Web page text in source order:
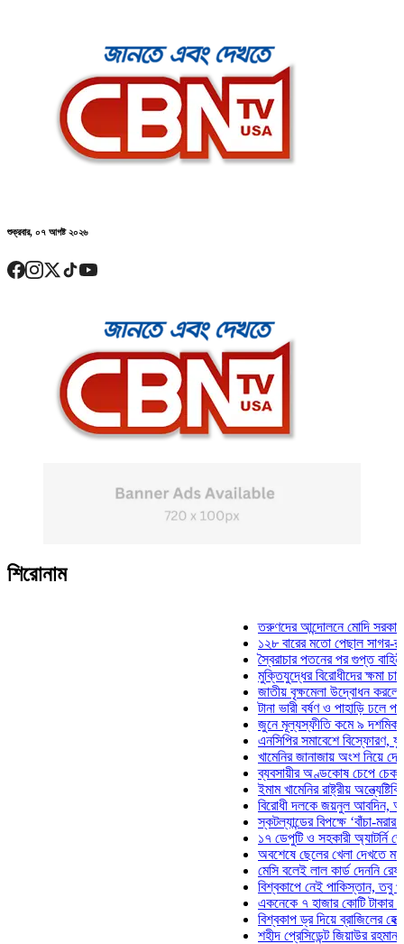
শুক্রবার, ০৭ আগষ্ট ২০২৬
শিরোনাম
তরুণদের আন্দোলনে মোদি সরকার দুর্বল
১২৮ বারের মতো পেছাল সাগর-রুনি
স্বৈরাচার পতনের পর গুপ্ত বাহিনীর
মুক্তিযুদ্ধের বিরোধীদের ক্ষমা চাইতে
জাতীয় বৃক্ষমেলা উদ্বোধন করলেন
টানা ভারী বর্ষণ ও পাহাড়ি ঢলে পানিবন্দি
জুনে মূল্যস্ফীতি কমে ৯ দশমিক ১৬
এনসিপির সমাবেশে বিস্ফোরণ,
খামেনির জানাজায় অংশ নিয়ে দেশে
ব্যবসায়ীর অণ্ডকোষ চেপে চেক-
ইমাম খামেনির রাষ্ট্রীয়
বিরোধী দলকে জয়নুল আবদিন,
স্কটল্যান্ডের বিপক্ষে ‘বাঁচা-মরার
১৭ ডেপুটি ও সহকারী অ্যাটর্নি
অবশেষে ছেলের খেলা দেখতে মাঠে
মেসি বলেই লাল কার্ড দেননি রেফারি!
বিশ্বকাপে নেই পাকিস্তান, তবু
একনেকে ৭ হাজার কোটি টাকার ৫
বিশ্বকাপ ড্র দিয়ে ব্রাজিলের হেক্সা
শহীদ প্রেসিডেন্ট জিয়াউর রহমান